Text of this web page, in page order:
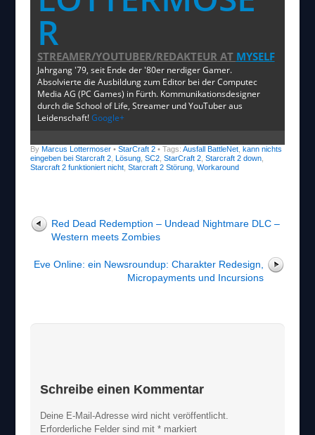
R
STREAMER/YOUTUBER/REDAKTEURAT MYSELF
Jahrgang '79, seit Ende der '80er nerdiger Gamer.
Absolvierte die Ausbildung zum Editor bei der Computec
Media AG (PC Games) in Fürth. Kommunikationsdesigner
durch die School of Life, Streamer und YouTuber aus
Leidenschaft!Google+
By Marcus Lottermoser• StarCraft 2 • Tags: Ausfall BattleNet, kann nichts
eingeben bei Starcraft 2, Lösung, SC2, StarCraft 2, Starcraft 2 down,
Starcraft 2 funktioniert nicht, Starcraft 2 Störung, Workaround
Red Dead Redemption – Undead Nightmare DLC –
Western meets Zombies
Eve Online: ein Newsroundup: Charakter Redesign,
Micropayments und Incursions
Schreibe einen Kommentar
Deine E-Mail-Adresse wird nicht veröffentlicht.
Erforderliche Felder sind mit* markiert